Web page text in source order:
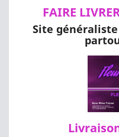
FAIRE
Site